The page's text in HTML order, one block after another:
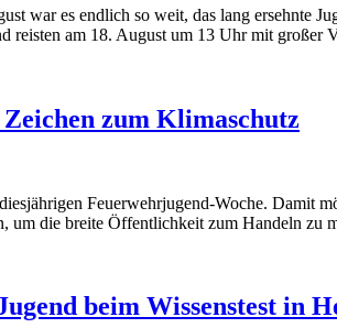
war es endlich so weit, das lang ersehnte
reisten am 18. August um 13 Uhr mit großer
zum Klimaschutz
Feuerwehrjugend-Woche. Damit
um die breite Öffentlichkeit zum Handeln zu
beim Wissenstest in